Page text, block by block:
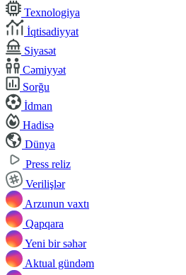
Texnologiya
İqtisadiyyat
Siyasət
Cəmiyyət
Sorğu
İdman
Hadisə
Dünya
Press reliz
Verilişlər
Arzunun vaxtı
Qapqara
Yeni bir səhər
Aktual gündəm